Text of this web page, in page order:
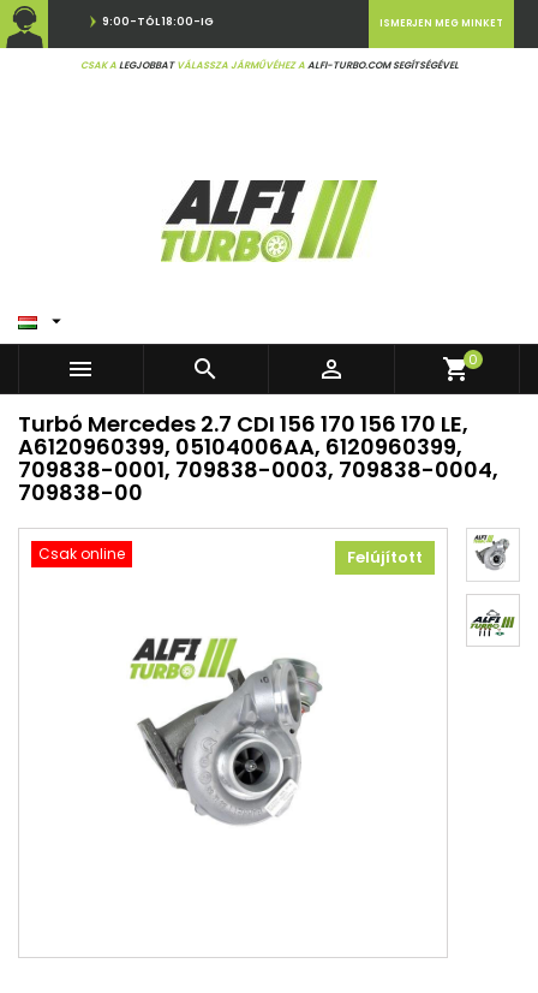
9:00-TÓL 18:00-IG
CSAK ALEGJOBBATVÁLASSZA JÁRMŰVÉHEZ AALFI-TURBO.COM SEGÍTSÉGÉVEL
ISMERJEN MEG MINKET

   shopping_cart0
Turbó Mercedes 2.7 CDI 156 170 156 170 LE,
A6120960399, 05104006AA, 6120960399,
709838-0001, 709838-0003, 709838-0004,
709838-00
Csak online Felújított